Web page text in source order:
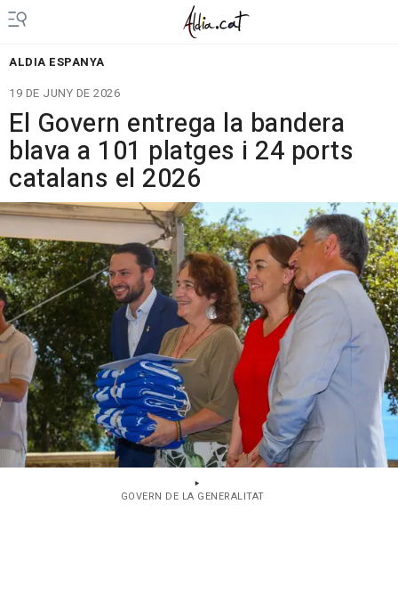
ALDIA ESPANYA
19 DE JUNY DE 2026
El Govern entrega la bandera
blava a 101 platges i 24 ports
catalans el 2026
GOVERN DE LA GENERALITAT